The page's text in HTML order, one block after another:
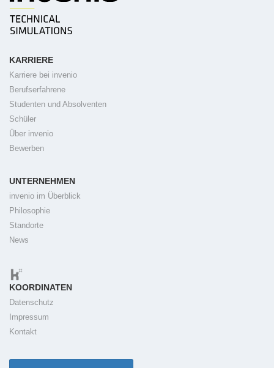
KARRIERE
Karriere bei invenio
Berufserfahrene
Studenten und Absolventen
Schüler
Über invenio
Bewerben
UNTERNEHMEN
invenio im Überblick
Philosophie
Standorte
News
KOORDINATEN
Datenschutz
Impressum
Kontakt